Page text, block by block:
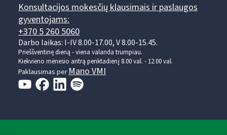
Konsultacijos mokesčių klausimais ir paslaugos
gyventojams:
+370 5 260 5060
Darbo laikas: I-IV 8.00-17.00, V 8.00-15.45.
Prieššventinę dieną - viena valanda trumpiau.
Kiekvieno mėnesio antrą penktadienį 8.00 val. - 12.00 val.
Paklausimas per Mano VMI